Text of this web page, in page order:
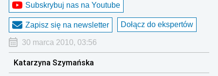
Subskrybuj nas na Youtube
Zapisz się na newsletter Dołącz do ekspertów
30 marca 2010, 03:56
Katarzyna Szymańska